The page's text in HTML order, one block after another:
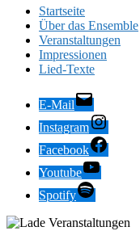
Startseite
Über das Ensemble
Veranstaltungen
Impressionen
Lied-Texte
E-Mail
Instagram
Facebook
Youtube
Spotify